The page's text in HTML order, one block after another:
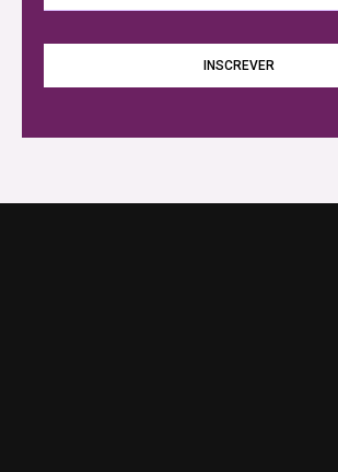
m
*
INSCREVER